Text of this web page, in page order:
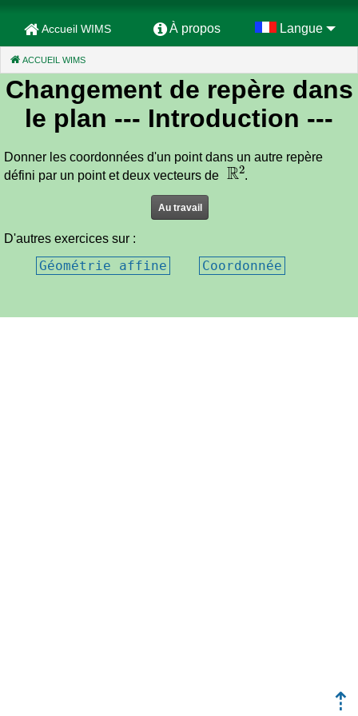
Accueil WIMS À propos Langue
ACCUEIL WIMS
Changement de repère dans
le plan --- Introduction ---
Donner les coordonnées d'un point dans un autre repère
défini par un point et deux vecteurs de
ℝ2
Au travail
D'autres exercices sur :
Géométrie affine Coordonnée